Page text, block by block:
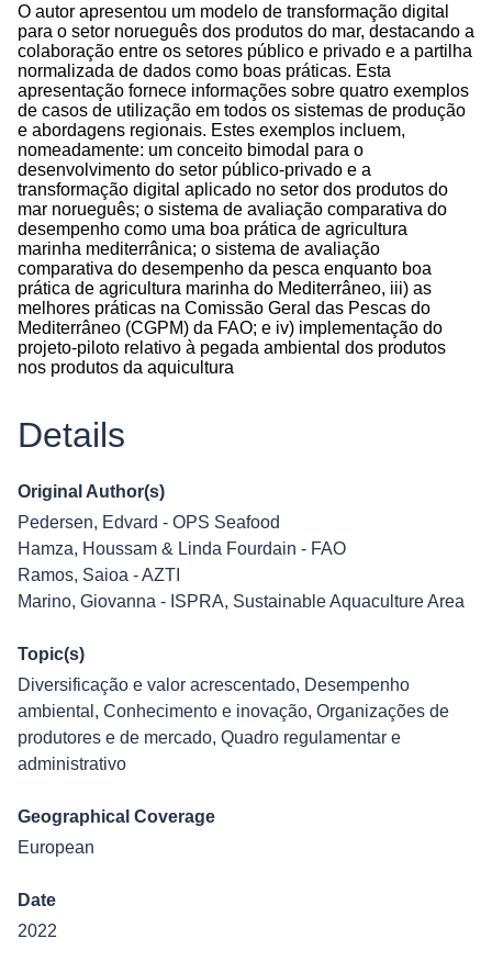
O autor apresentou um modelo de transformação digital
para o setor norueguês dos produtos do mar, destacando a
colaboração entre os setores público e privado e a partilha
normalizada de dados como boas práticas. Esta
apresentação fornece informações sobre quatro exemplos
de casos de utilização em todos os sistemas de produção
e abordagens regionais. Estes exemplos incluem,
nomeadamente: um conceito bimodal para o
desenvolvimento do setor público-privado e a
transformação digital aplicado no setor dos produtos do
mar norueguês; o sistema de avaliação comparativa do
desempenho como uma boa prática de agricultura
marinha mediterrânica; o sistema de avaliação
comparativa do desempenho da pesca enquanto boa
prática de agricultura marinha do Mediterrâneo, iii) as
melhores práticas na Comissão Geral das Pescas do
Mediterrâneo (CGPM) da FAO; e iv) implementação do
projeto-piloto relativo à pegada ambiental dos produtos
nos produtos da aquicultura
Details
Original Author(s)
Pedersen, Edvard - OPS Seafood
Hamza, Houssam & Linda Fourdain - FAO
Ramos, Saioa - AZTI
Marino, Giovanna - ISPRA, Sustainable Aquaculture Area
Topic(s)
Diversificação e valor acrescentado, Desempenho
ambiental , Conhecimento e inovação, Organizações de
produtores e de mercado, Quadro regulamentar e
administrativo
Geographical Coverage
European
Date
2022